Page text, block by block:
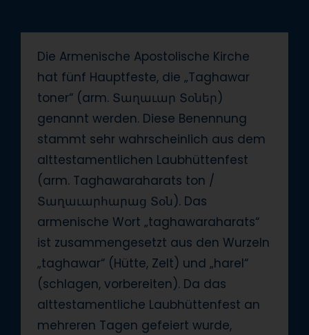
Die Armenische Apostolische Kirche
hat fünf Hauptfeste, die „Taghawar
toner“ (arm. Տաղաւար Տօներ)
genannt werden. Diese Benennung
stammt sehr wahrscheinlich aus dem
alttestamentlichen Laubhüttenfest
(arm. Taghawaraharats ton /
Տաղաւարհարաց Տօն). Das
armenische Wort „taghawaraharats“
ist zusammengesetzt aus den Wurzeln
„taghawar“ (Hütte, Zelt) und „harel“
(schlagen, vorbereiten). Da das
alttestamentliche Laubhüttenfest an
mehreren Tagen gefeiert wurde,